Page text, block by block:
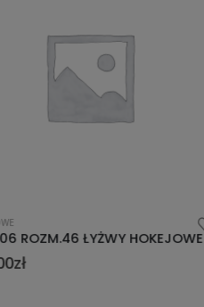
NH2206 ROZM.46 ŁYŻWY HOKEJOWE NILS EXTREME